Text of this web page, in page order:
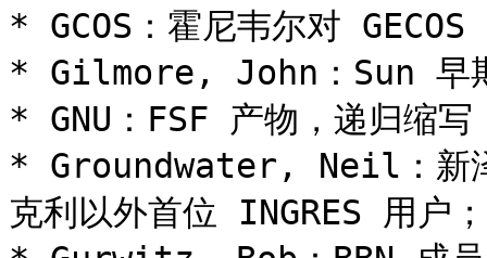
* GCOS：霍尼韦尔对
* Gilmore, John：Sun 早
* GNU：FSF 产物，递归缩
* Groundwater, Neil：新
克利以外首位 INGRES 用户